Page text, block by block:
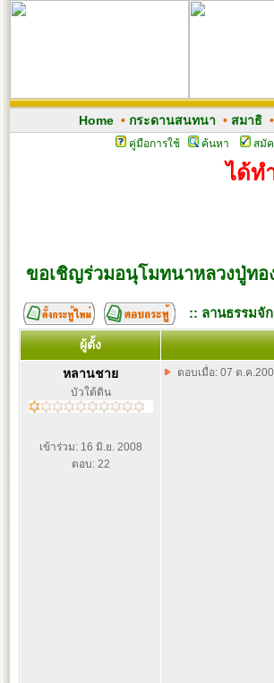
Home• กระดานสนทนา • สมาธิ•
คู่มือการใช้ ค้นหา สมั
ได้ท
ขอเชิญร่วมอนุโมทนาหลวงปู่ทอ
:: ลานธรรมจั
ผู้ตั้ง
หลานชาย
บัวใต้ดิน
เข้าร่วม: 16 มิ.ย. 2008
ตอบ: 22
ตอบเมื่อ: 07 ต.ค